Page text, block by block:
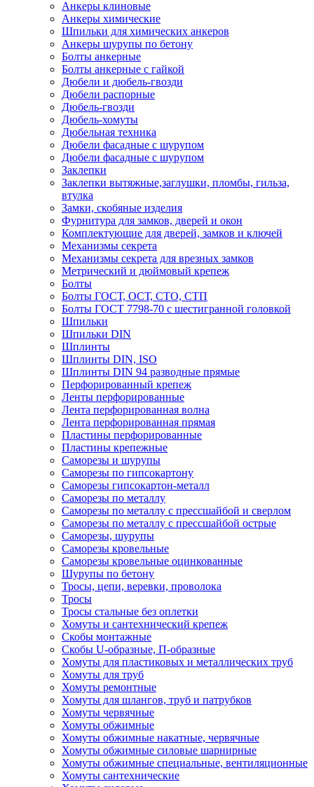
Анкеры клиновые
Анкеры химические
Шпильки для химических анкеров
Анкеры шурупы по бетону
Болты анкерные
Болты анкерные с гайкой
Дюбели и дюбель-гвозди
Дюбели распорные
Дюбель-гвозди
Дюбель-хомуты
Дюбельная техника
Дюбели фасадные с шурупом
Дюбели фасадные с шурупом
Заклепки
Заклепки вытяжные,заглушки, пломбы, гильза,
втулка
Замки, скобяные изделия
Фурнитура для замков, дверей и окон
Комплектующие для дверей, замков и ключей
Механизмы секрета
Механизмы секрета для врезных замков
Метрический и дюймовый крепеж
Болты
Болты ГОСТ, ОСТ, СТО, СТП
Болты ГОСТ 7798-70 с шестигранной головкой
Шпильки
Шпильки DIN
Шплинты
Шплинты DIN, ISO
Шплинты DIN 94 разводные прямые
Перфорированный крепеж
Ленты перфорированные
Лента перфорированная волна
Лента перфорированная прямая
Пластины перфорированные
Пластины крепежные
Саморезы и шурупы
Саморезы по гипсокартону
Саморезы гипсокартон-металл
Саморезы по металлу
Саморезы по металлу с прессшайбой и сверлом
Саморезы по металлу с прессшайбой острые
Саморезы, шурупы
Саморезы кровельные
Саморезы кровельные оцинкованные
Шурупы по бетону
Тросы, цепи, веревки, проволока
Тросы
Тросы стальные без оплетки
Хомуты и сантехнический крепеж
Скобы монтажные
Скобы U-образные, П-образные
Хомуты для пластиковых и металлических труб
Хомуты для труб
Хомуты ремонтные
Хомуты для шлангов, труб и патрубков
Хомуты червячные
Хомуты обжимные
Хомуты обжимные накатные, червячные
Хомуты обжимные силовые шарнирные
Хомуты обжимные специальные, вентиляционные
Хомуты сантехнические